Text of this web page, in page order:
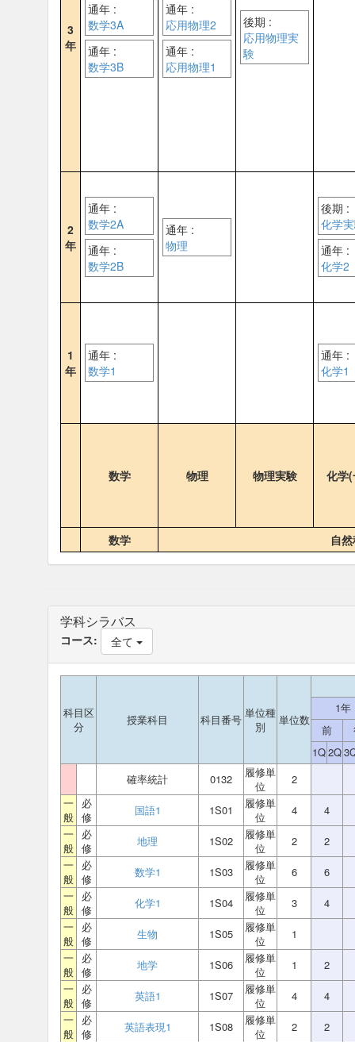
3
年
通年 :
数学3A
通年 :
数学3B
通年 :
応用物理2
通年 :
応用物理1
後期 :
応用物理実
験
2
年
通年 :
数学2A
通年 :
数学2B
通年 :
物理
後期 :
化学
通年 :
化学2
1
年
通年 :
数学1
通年 :
化学1
数学 物理 物理実験 化学
数学 自
学科シラバス
コース: 全て
科目区
分
授業科目 科目番号 単位種
別
単位数
1年
前
1Q2Q
確率統計
0132
履修単
位
2
一
般
必
修
国語1 1S01
履修単
位
4
4
一
般
必
修
地理 1S02
履修単
位
2
2
一
般
必
修
数学1 1S03
履修単
位
6
6
一
般
必
修
化学1 1S04
履修単
位
3
4
一
般
必
修
生物 1S05
履修単
位
1
一
般
必
修
地学 1S06
履修単
位
1
2
一
般
必
修
英語1 1S07
履修単
位
4
4
一
般
必
修
英語表現1 1S08
履修単
位
2
2